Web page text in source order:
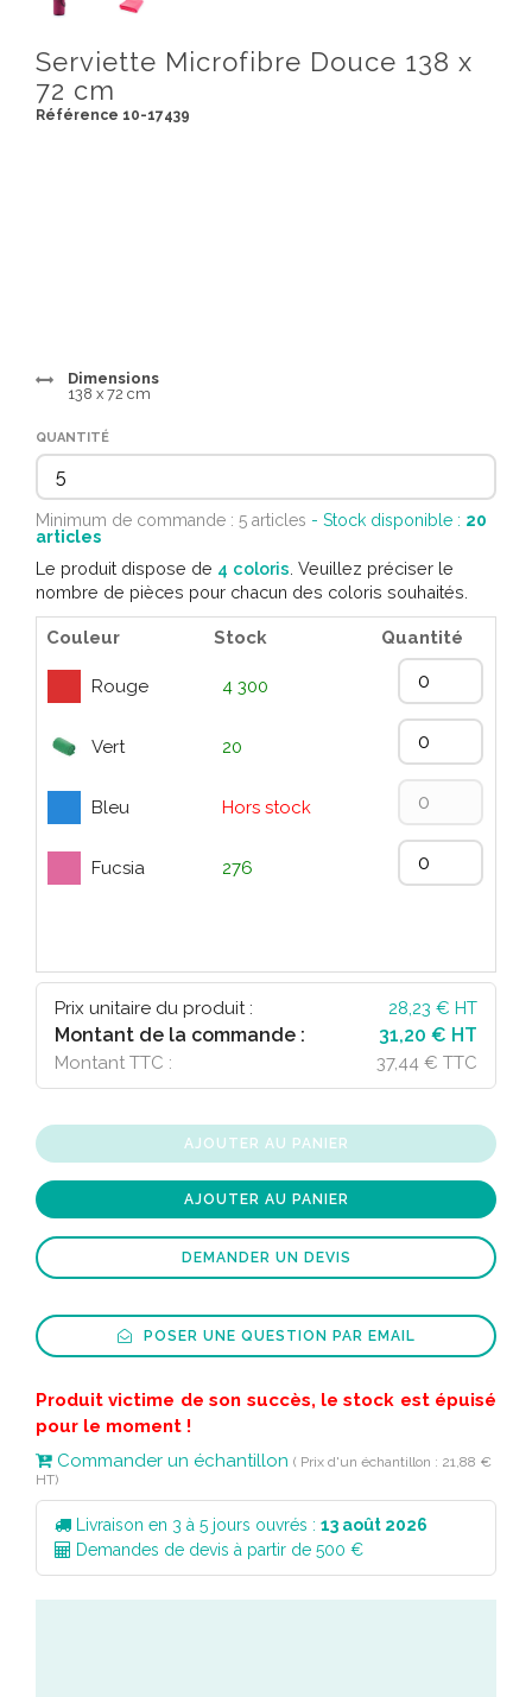
Serviette Microfibre Douce 138 x
72 cm
Référence 10-17439
Dimensions
138 x 72 cm
QUANTITÉ
Minimum de commande : 5 articles - Stock disponible : 20
articles
Le produit dispose de 4 coloris . Veuillez préciser le
nombre de pièces pour chacun des coloris souhaités.
Couleur Stock Quantité
Rouge 4 300
Vert 20
Bleu Hors stock
Fucsia 276
Prix unitaire du produit : 28,23 € HT
Montant de la commande : 31,20 € HT
Montant TTC : 37,44 € TTC
AJOUTER AU PANIER
AJOUTER AU PANIER
DEMANDER UN DEVIS
POSER UNE QUESTION PAR EMAIL
Produit victime de son succès, le stock est épuisé
pour le moment !
Commander un échantillon ( Prix d'un échantillon : 21,88 €
HT)
Livraison en 3 à 5 jours ouvrés : 13 août 2026
Demandes de devis à partir de 500 €